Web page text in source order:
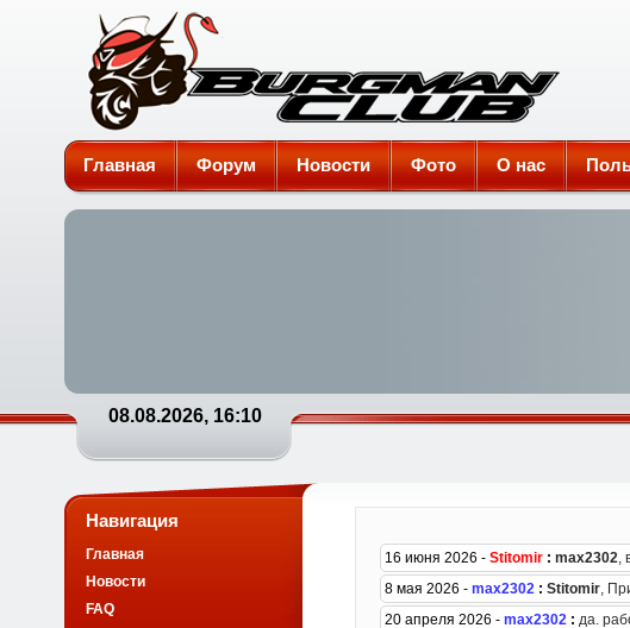
Burgman-Club
Главная Форум Новости Фото О нас
08.08.2026, 16:10
Навигация
Главная
Новости
FAQ